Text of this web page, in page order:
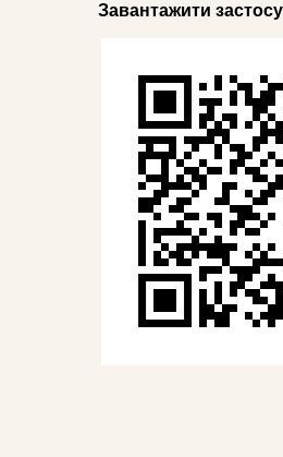
Завантажити